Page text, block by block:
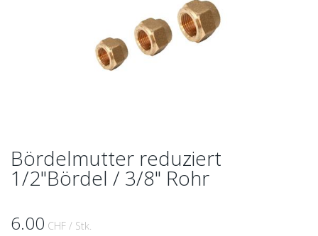
Bördelmutter reduziert
1/2"Bördel / 3/8" Rohr
6.00 CHF / Stk.